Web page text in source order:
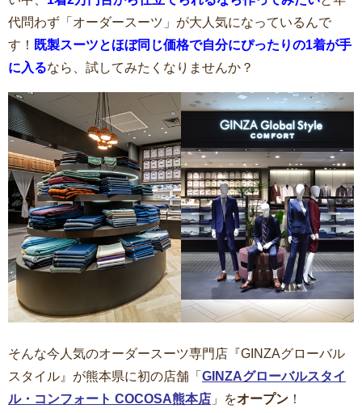
代問わず「オーダースーツ」が大人気になっているんで
す！ 既製スーツとほぼ同じ価格で自分にぴったりの1着が手
に入るなら、試してみたくなりませんか？
そんな今人気のオーダースーツ専門店『GINZAグローバル
スタイル』が熊本県に初の店舗「 GINZAグローバルスタイ
ル・コンフォート COCOSA熊本店 」をオープン ！